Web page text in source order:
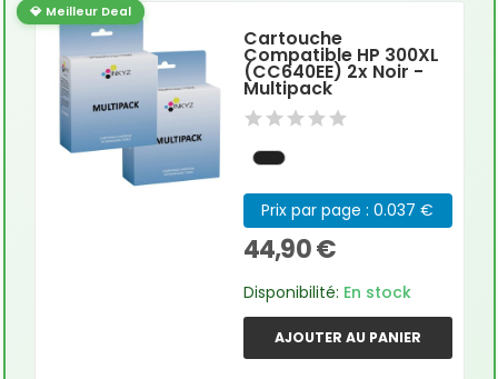
💎 Meilleur Deal
Cartouche
Compatible HP 300XL
(CC640EE) 2x Noir -
Multipack
Prix par page : 0.037 €
44,90 €
Disponibilité: En stock
AJOUTER AU PANIER